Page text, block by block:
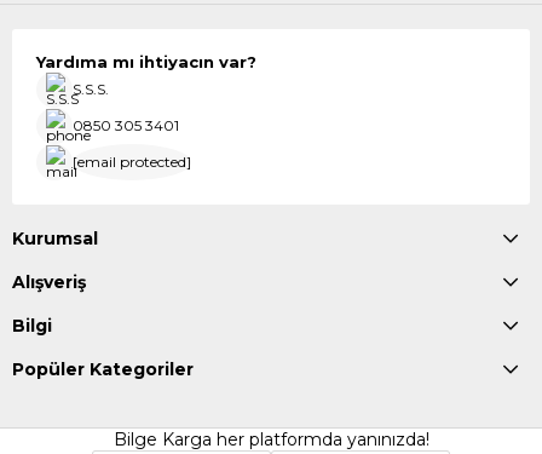
Yardıma mı ihtiyacın var?
S.S.S.
0850 305 3401
[email protected]
Kurumsal
Alışveriş
Bilgi
Popüler Kategoriler
Bilge Karga her platformda yanınızda!